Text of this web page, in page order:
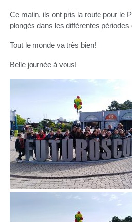
Ce matin, ils ont pris la route pour le
plongés dans les différentes périodes
Tout le monde va très bien!
Belle journée à vous!